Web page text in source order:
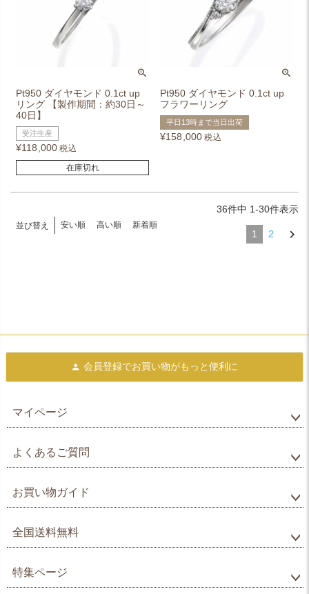
Pt950 ダイヤモンド 0.1ct up
リング 【製作期間：約30日～
40日】
受注生産
¥118,000 税込
在庫切れ
Pt950 ダイヤモンド 0.1ct up
フラワーリング
平日13時まで当日出荷
¥158,000 税込
並び替え 安い順 高い順 新着順
36件中 1-30件表示
1 2
会員登録でお買い物がもっと便利に
マイページ
よくあるご質問
お買い物ガイド
全国送料無料
特集ページ